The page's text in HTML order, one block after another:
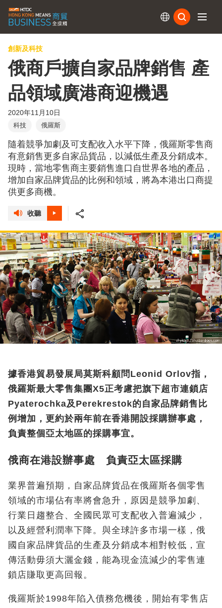
創新及科技
俄商戶擴自家品牌銷售 產
品領域廣港商迎機遇
2020年11月10日
科技 俄羅斯
隨着競爭加劇及可支配收入水平下降，俄羅斯零售商
有意銷售更多自家品貨品，以減低生產及分銷成本。
現時，當地零售商主要銷售進口自世界各地的產品，
增加自家品牌貨品的比例和領域，將為本港出口商提
供更多商機。
收聽
據香港貿易發展局莫斯科顧問Leonid Orlov指，
俄羅斯最大零售集團X5正考慮把旗下超市連鎖店
Pyaterochka及Perekrestok的自家品牌銷售比
例增加，更約於兩年前在香港開設採購辦事處，
負責整個亞太地區的採購事宜。
俄商在港設辦事處 負責亞太區採購
業界普遍預期，自家品牌貨品在俄羅斯各個零售
領域的市場佔有率將會急升，原因是競爭加劇、
行業日趨整合、全國民眾可支配收入普遍減少，
以及經營利潤率下降。與全球許多市場一樣，俄
國自家品牌貨品的生產及分銷成本相對較低，宣
傳活動毋須大灑金錢，能為現金流減少的零售連
鎖店賺取更高回報。
俄羅斯於1998年陷入債務危機後，開始有零售店